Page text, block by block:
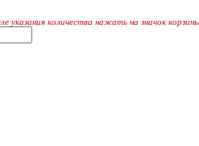
указания количества нажать на значок